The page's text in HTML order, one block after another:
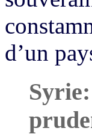
d’un